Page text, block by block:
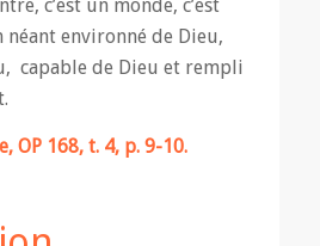
c’est un monde, c’est
néant environné de Dieu,
capable de Dieu et rempli
OP 168, t. 4, p. 9-10.